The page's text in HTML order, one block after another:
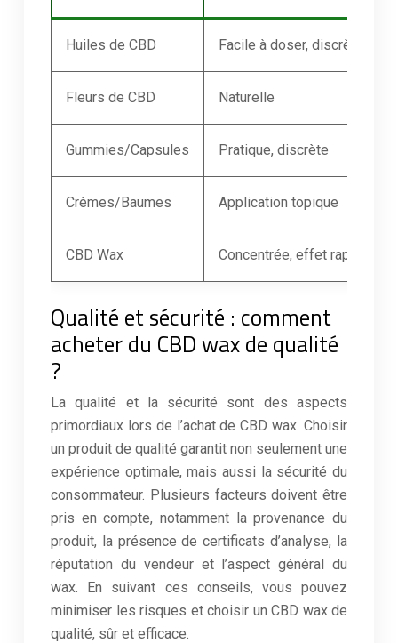
Huiles de CBD Facile à doser, discrète
Fleurs de CBD Naturelle
Gummies/Capsules Pratique, discrète
Crèmes/Baumes Application topique
CBD Wax Concentrée, effet rapide
Qualité et sécurité : comment
acheter du CBD wax de qualité
?
La qualité et la sécurité sont des aspects
primordiaux lors de l’achat de CBD wax. Choisir
un produit de qualité garantit non seulement une
expérience optimale, mais aussi la sécurité du
consommateur. Plusieurs facteurs doivent être
pris en compte, notamment la provenance du
produit, la présence de certificats d’analyse, la
réputation du vendeur et l’aspect général du
wax. En suivant ces conseils, vous pouvez
minimiser les risques et choisir un CBD wax de
qualité, sûr et efficace.